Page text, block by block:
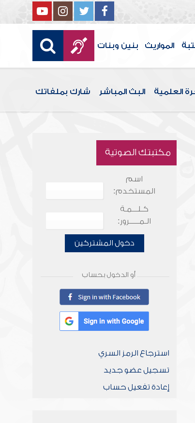
المواريث بنين وبنات
العلمية البث المباشر شارك بملفاتك
مكتبتك الصوتية
اسم
المستخدم:
كـلـــمـة
الـمـــــرور:
دخول المشتركين
أو الدخول بحساب
استرجاع الرمز السري
تسجيل عضو جديد
إعادة تفعيل حساب